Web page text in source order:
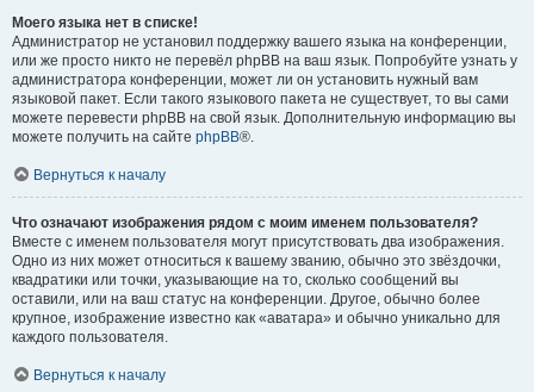
Моего языка нет в списке!
Администратор не установил поддержку вашего языка на конференции,
или же просто никто не перевёл phpBB на ваш язык. Попробуйте узнать у
администратора конференции, может ли он установить нужный вам
языковой пакет. Если такого языкового пакета не существует, то вы сами
можете перевести phpBB на свой язык. Дополнительную информацию вы
можете получить на сайте phpBB®.
Вернуться к началу
Что означают изображения рядом с моим именем пользователя?
Вместе с именем пользователя могут присутствовать два изображения.
Одно из них может относиться к вашему званию, обычно это звёздочки,
квадратики или точки, указывающие на то, сколько сообщений вы
оставили, или на ваш статус на конференции. Другое, обычно более
крупное, изображение известно как «аватара» и обычно уникально для
каждого пользователя.
Вернуться к началу